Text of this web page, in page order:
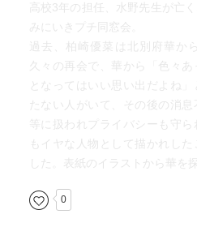
高校3年の担任、水野先生が亡
みにいきプチ同窓会。
過去、柏崎優菜は北別府華か
久々の再会で、華から「色々
となってはいい思い出だよね
たない人がいて、その後の消息
等に扱われプライバシーも守
もイヤな人物として描かれした
した。表紙のイラストから華を
0